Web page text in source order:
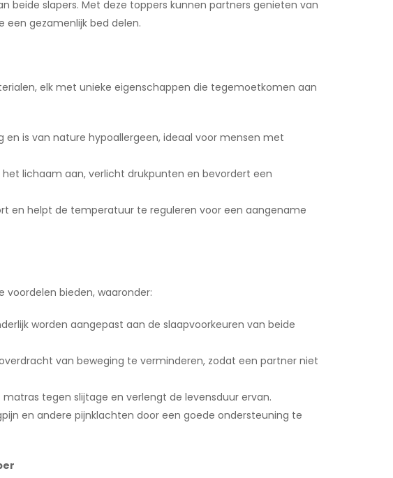
beide slapers. Met deze toppers kunnen partners genieten van
een gezamenlijk bed delen.
elk met unieke eigenschappen die tegemoetkomen aan
en is van nature hypoallergeen, ideaal voor mensen met
lichaam aan, verlicht drukpunten en bevordert een
en helpt de temperatuur te reguleren voor een aangename
voordelen bieden, waaronder:
worden aangepast aan de slaapvoorkeuren van beide
van beweging te verminderen, zodat een partner niet
tegen slijtage en verlengt de levensduur ervan.
en andere pijnklachten door een goede ondersteuning te